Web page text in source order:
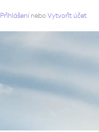
Přihlášení neboVytvořit účet